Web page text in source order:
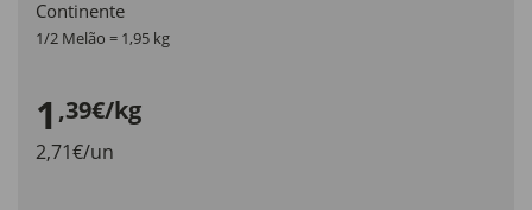
Continente
1/2 Melão = 1,95 kg
1 ,39€/kg
2,71€/un